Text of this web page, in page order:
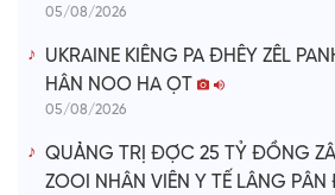
05/08/2026
UKRAINE KIÊNG PA ĐHÊY ZÊL
HÂN NOO HA ỌT
05/08/2026
QUẢNG TRỊ ĐỢC 25 TỶ ĐỒNG
ZOOI NHÂN VIÊN Y TẾ LÂNG PÂN